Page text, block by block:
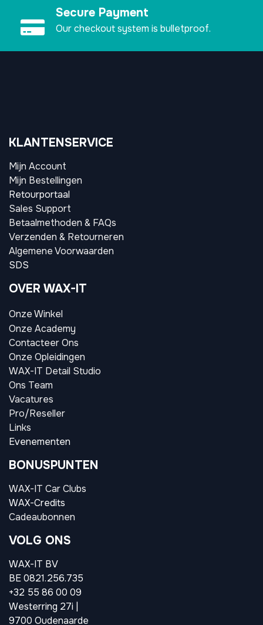
Secure Payment
Our checkout system is bulletproof.
KLANTENSERVICE
Mijn Account
Mijn Bestellingen
Retourportaal
Sales Support
Betaalmethoden & FAQs
Verzenden & Retourneren
Algemene Voorwaarden
SDS
OVER WAX-IT
Onze Winkel
Onze Academy
Contacteer Ons
Onze Opleidingen
WAX-IT Detail Studio
Ons Team
Vacatures
Pro/Reseller
Links
Evenementen
BONUSPUNTEN
WAX-IT Car Clubs
WAX-Credits
Cadeaubonnen
VOLG ONS
WAX-IT BV
BE 0821.256.735
+32 55 86 00 09
Westerring 27i |
9700 Oudenaarde